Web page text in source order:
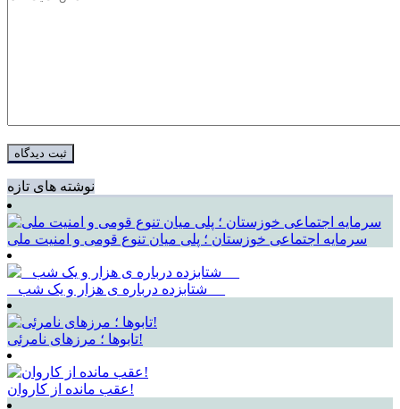
نوشته های تازه
سرمایه اجتماعی خوزستان ؛ پلی میان تنوع قومی و امنیت ملی
تابوها ؛ مرزهای نامرئی!
عقب مانده از کاروان!